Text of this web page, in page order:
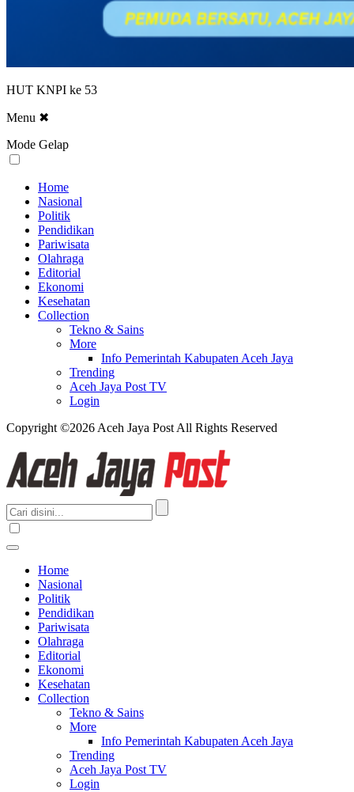
HUT KNPI ke 53
Menu ✖
Mode Gelap
Home
Nasional
Politik
Pendidikan
Pariwisata
Olahraga
Editorial
Ekonomi
Kesehatan
Collection
Tekno & Sains
More
Info Pemerintah Kabupaten Aceh Jaya
Trending
Aceh Jaya Post TV
Login
Copyright ©2026 Aceh Jaya Post All Rights Reserved
Home
Nasional
Politik
Pendidikan
Pariwisata
Olahraga
Editorial
Ekonomi
Kesehatan
Collection
Tekno & Sains
More
Info Pemerintah Kabupaten Aceh Jaya
Trending
Aceh Jaya Post TV
Login